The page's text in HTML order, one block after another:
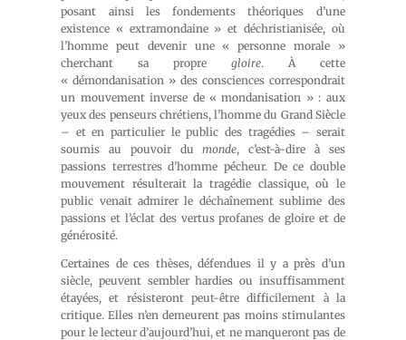
posant ainsi les fondements théoriques d’une
existence « extramondaine » et déchristianisée, où
l’homme peut devenir une « personne morale »
cherchant sa propre gloire. À cette
« démondanisation » des consciences correspondrait
un mouvement inverse de « mondanisation » : aux
yeux des penseurs chrétiens, l’homme du Grand Siècle
– et en particulier le public des tragédies – serait
soumis au pouvoir dumonde, c’est-à-dire à ses
passions terrestres d’homme pécheur. De ce double
mouvement résulterait la tragédie classique, où le
public venait admirer le déchaînement sublime des
passions et l’éclat des vertus profanes de gloire et de
générosité.
Certaines de ces thèses, défendues il y a près d’un
siècle, peuvent sembler hardies ou insuffisamment
étayées, et résisteront peut-être difficilement à la
critique. Elles n’en demeurent pas moins stimulantes
pour le lecteur d’aujourd’hui, et ne manqueront pas de